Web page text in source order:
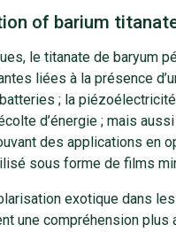
of barium
le titanate de baryum
liées à la présence
; la
d’énergie ; mais
des applications
sous forme de films
exotique dans
une compréhension